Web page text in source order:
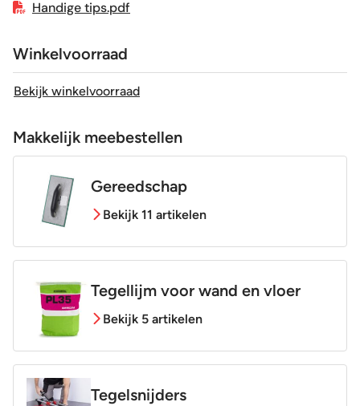
Handige tips.pdf
Winkelvoorraad
Bekijk winkelvoorraad
Makkelijk meebestellen
Gereedschap
Bekijk 11 artikelen
Tegellijm voor wand en vloer
Bekijk 5 artikelen
Tegelsnijders